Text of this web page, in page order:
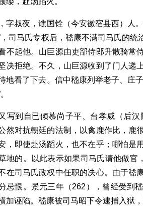
字叔夜，谯国铨（今安徽宿县西）人
，司马氏专权后，嵇康不满司马氏的
不起他。山巨源由吏部侍郎升散骑常
决拒绝。不久，山巨源收到了门人递
地看了下去。信中嵇康列举老子、庄
写到自已倾慕尚子平、台孝威（后
然对抗朝廷的法制，以禽鹿作比，鹿
，即使赴汤蹈火，也不在乎；哪怕是
地的。以此表示如果司马氏请他做官
在司马氏政权中任职的决心。由于嵇
忌恨。景元三年（262），曾经受到
加诬陷。嵇康被司马昭下令逮捕入狱，